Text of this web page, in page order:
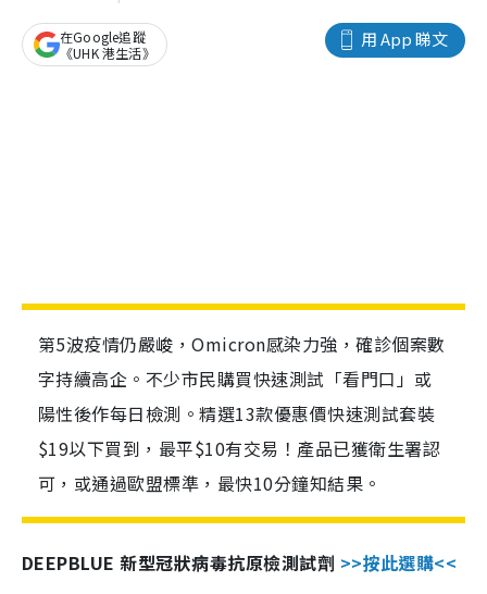
用 App 睇文
在Google追蹤
《UHK 港生活》
第5波疫情仍嚴峻，Omicron感染力強，確診個案數
字持續高企。不少市民購買快速測試「看門口」或
陽性後作每日檢測。精選13款優惠價快速測試套裝
$19以下買到，最平$10有交易！產品已獲衛生署認
可，或通過歐盟標準，最快10分鐘知結果。
DEEPBLUE 新型冠狀病毒抗原檢測試劑 >>按此選購<<